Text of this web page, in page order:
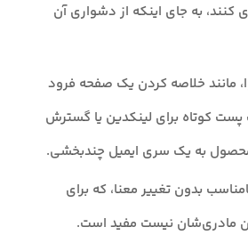
کنند، به جای اینکه از دشواری آن
مانند خلاصه کردن یک صفحه فرود
یک پست کوتاه برای لینکدین یا گسترش
به یک سری ایمیل چندبخشی.
بدون تغییر معنا، که برای
مادری‌شان نیست مفید است.